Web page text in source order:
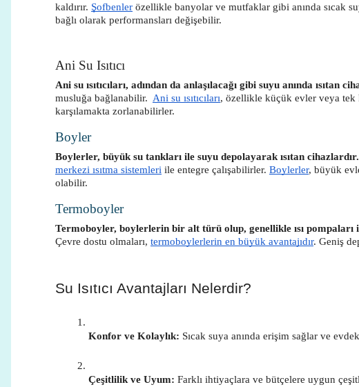
kaldırır. Şofbenler özellikle banyolar ve mutfaklar gibi anında sıcak
bağlı olarak performansları değişebilir.
Ani Su Isıtıcı
Ani su ısıtıcıları, adından da anlaşılacağı gibi suyu anında
musluğa bağlanabilir. Ani su ısıtıcıları, özellikle küçük evler veya tek
karşılamakta zorlanabilirler.
Boyler
Boylerler, büyük su tankları ile suyu depolayarak ısıtan
merkezi ısıtma sistemleri ile entegre çalışabilirler. Boylerler, büyük
olabilir.
Termoboyler
Termoboyler, boylerlerin bir alt türü olup, genellikle ısı pompaları
Çevre dostu olmaları, termoboylerlerin en büyük avantajıdır. Geniş
Su Isıtıcı Avantajları Nelerdir?
Konfor ve Kolaylık: Sıcak suya anında erişim sağlar ve
Çeşitlilik ve Uyum: Farklı ihtiyaçlara ve bütçelere uygun